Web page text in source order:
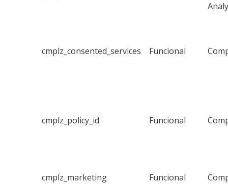
cmplz_consented_services Funcional
cmplz_policy_id Funcional
cmplz_marketing Funcional